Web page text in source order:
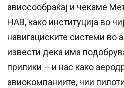
авиосообраќај и чекаме
НАВ, како институција во
навигациските системи во
извести дека има
прилики – и нас како
авиокомпаниите, чии